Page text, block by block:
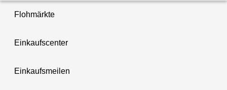
Flohmärkte
Einkaufscenter
Einkaufsmeilen